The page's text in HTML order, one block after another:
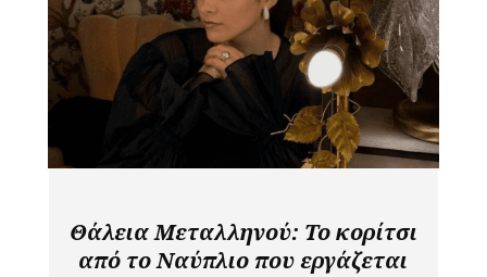
Θάλεια Μεταλληνού: Το κορίτσι
από το Ναύπλιο που εργάζεται